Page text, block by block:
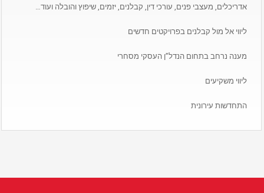
אדריכלים, מעצבי פנים, עורכי דין, קבלנים, יזמים, שיפוץ והובלה ועוד…
ליווי אל מול קבלנים בפרויקטים חדשים
מענה נרחב בתחום הנדל”ן העסקי מסחרי
ליווי משקיעים
התחדשות עירונית